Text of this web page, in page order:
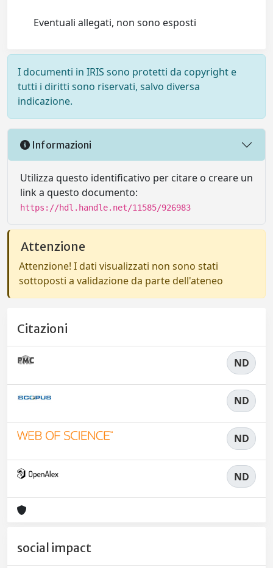
Eventuali allegati, non sono esposti
I documenti in IRIS sono protetti da copyright e
tutti i diritti sono riservati, salvo diversa
indicazione.
Informazioni
Utilizza questo identificativo per citare o creare un
link a questo documento:
https://hdl.handle.net/11585/926983
Attenzione
Attenzione! I dati visualizzati non sono stati
sottoposti a validazione da parte dell'ateneo
Citazioni
ND
ND
ND
ND
social impact